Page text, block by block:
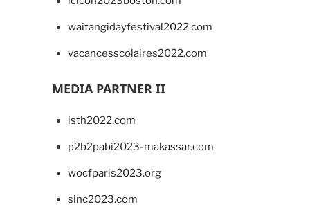
waitangidayfestival2022.com
vacancesscolaires2022.com
MEDIA PARTNER II
isth2022.com
p2b2pabi2023-makassar.com
wocfparis2023.org
sinc2023.com